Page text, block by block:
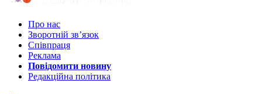
Про нас
Зворотній зв’язок
Співпраця
Реклама
Повідомити новину
Редакційна політика